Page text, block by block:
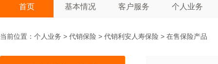
首页 基本情况 客户服务 个人业务
当前位置： 个人业务 > 代销保险 > 代销利安人寿保险 > 在售保险产品